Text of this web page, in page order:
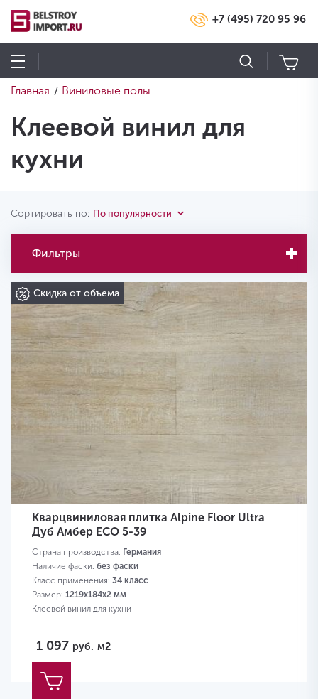
+7 (495) 720 95 96
Главная / Виниловые полы
Клеевой винил для
кухни
Сортировать по: По популярности
Фильтры
Скидка от объема
Кварцвиниловая плитка Alpine Floor Ultra
Дуб Амбер ЕСО 5-39
Страна производства: Германия
Наличие фаски: без фаски
Класс применения: 34 класс
Размер: 1219х184х2 мм
Клеевой винил для кухни
1 097 руб. м2